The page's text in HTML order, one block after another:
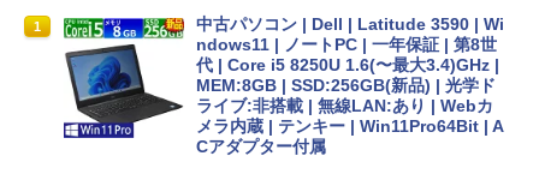
Anker Soundcore P31i ブラック
￥5,990
BRUCE WAYNE feat. Flo Milli, ATL Jacob
[Explicit]
￥250
￥1,380
【Amazon.co.jp限定】 い・ろ・は・す 2L P
ET ラベルレス ×8本
異世界居酒屋「のぶ」(22) (角川コミックス・
エース)
￥832
1
中古パソコン | Dell | Latitude 3590 | Wi
ndows11 | ノートPC | 一年保証 | 第8世
代 | Core i5 8250U 1.6(〜最大3.4)GHz |
MEM:8GB | SSD:256GB(新品) | 光学ド
ライブ:非搭載 | 無線LAN:あり | Webカ
メラ内蔵 | テンキー | Win11Pro64Bit | A
Cアダプター付属